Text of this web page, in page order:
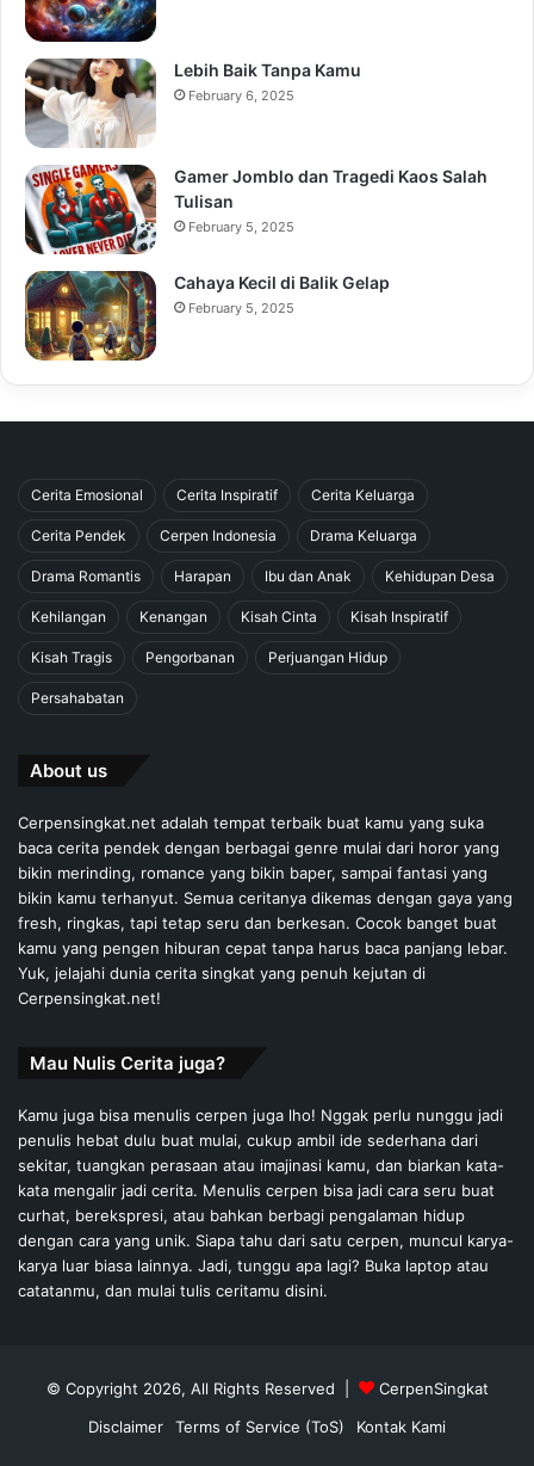
Lebih Baik Tanpa Kamu
February 6, 2025
Gamer Jomblo dan Tragedi Kaos Salah
Tulisan
February 5, 2025
Cahaya Kecil di Balik Gelap
February 5, 2025
Cerita Emosional Cerita Inspiratif Cerita Keluarga
Cerita Pendek Cerpen Indonesia Drama Keluarga
Drama Romantis Harapan Ibu dan Anak Kehidupan Desa
Kehilangan Kenangan Kisah Cinta Kisah Inspiratif
Kisah Tragis Pengorbanan Perjuangan Hidup
Persahabatan
About us
Cerpensingkat.net adalah tempat terbaik buat kamu yang suka
baca cerita pendek dengan berbagai genre mulai dari horor yang
bikin merinding, romance yang bikin baper, sampai fantasi yang
bikin kamu terhanyut. Semua ceritanya dikemas dengan gaya yang
fresh, ringkas, tapi tetap seru dan berkesan. Cocok banget buat
kamu yang pengen hiburan cepat tanpa harus baca panjang lebar.
Yuk, jelajahi dunia cerita singkat yang penuh kejutan di
Cerpensingkat.net!
Mau Nulis Cerita juga?
Kamu juga bisa menulis cerpen juga lho! Nggak perlu nunggu jadi
penulis hebat dulu buat mulai, cukup ambil ide sederhana dari
sekitar, tuangkan perasaan atau imajinasi kamu, dan biarkan kata-
kata mengalir jadi cerita. Menulis cerpen bisa jadi cara seru buat
curhat, berekspresi, atau bahkan berbagi pengalaman hidup
dengan cara yang unik. Siapa tahu dari satu cerpen, muncul karya-
karya luar biasa lainnya. Jadi, tunggu apa lagi? Buka laptop atau
catatanmu, dan mulai tulis ceritamu disini.
© Copyright 2026, All Rights Reserved |
CerpenSingkat
Disclaimer
Terms of Service (ToS) Kontak Kami